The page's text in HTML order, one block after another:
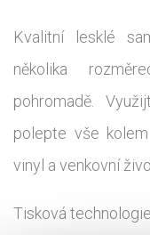
Kvalitní lesklé
několika
pohromadě.
polepte vše
vinyl a venkovní
Tisková